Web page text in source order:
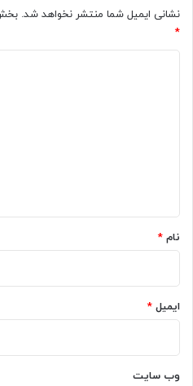
نشانی ایمیل شما منتشر نخواهد شد.
*
نام *
ایمیل *
وب‌ سایت